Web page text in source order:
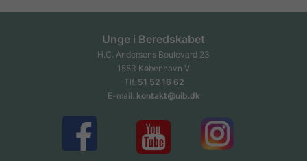
Unge i Beredskabet
H.C. Andersens Boulevard 23
1553 København V
Tlf. 51 52 16 62
E-mail: kontakt@uib.dk